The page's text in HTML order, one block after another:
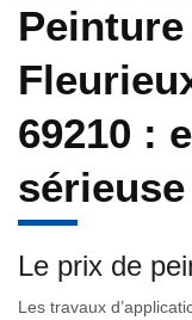
69210 :
sérieuse
Le prix de
Les travaux